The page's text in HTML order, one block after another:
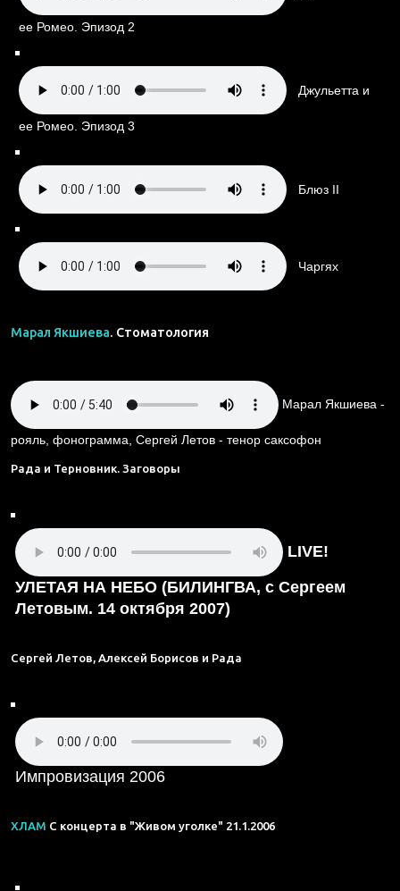
ее Ромео. Эпизод 2
Джульетта и
ее Ромео. Эпизод 3
Блюз II
Чаргях
Марал Якшиева. Стоматология
Марал Якшиева -
рояль, фонограмма, Сергей Летов - тенор саксофон
Рада и Терновник. Заговоры
LIVE!
УЛЕТАЯ НА НЕБО(БИЛИНГВА, с Сергеем
Летовым. 14 октября 2007)
Сергей Летов, Алексей Борисов и Рада
Импровизация 2006
ХЛАМ С концерта в "Живом уголке" 21.1.2006